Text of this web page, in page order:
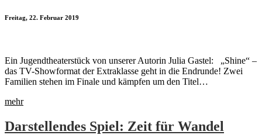
Freitag, 22. Februar 2019
Ein Jugendtheaterstück von unserer Autorin Julia Gastel: „Shine“ –
das TV-Showformat der Extraklasse geht in die Endrunde! Zwei
Familien stehen im Finale und kämpfen um den Titel…
mehr
Darstellendes Spiel: Zeit für Wandel